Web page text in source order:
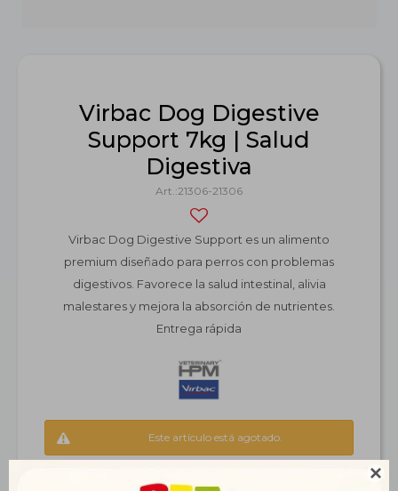

Virbac Dog Digestive
Support 7kg | Salud
Digestiva
21306-21306
Virbac Dog Digestive Support es un alimento
premium diseñado para perros con problemas
digestivos. Favorece la salud intestinal, alivia
malestares y mejora la absorción de nutrientes.
Entrega rápida
Este artículo está agotado.